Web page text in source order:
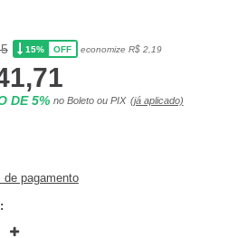
15% OFF economize R$ 2,19
DE 5% no Boleto ou PIX (já aplicado)
de pagamento